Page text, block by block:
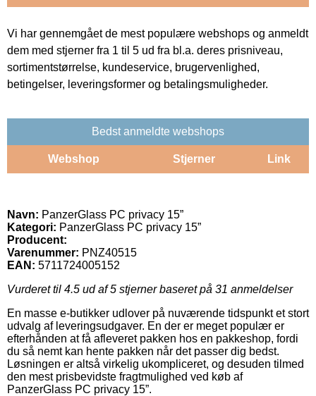
Vi har gennemgået de mest populære webshops og anmeldt
dem med stjerner fra 1 til 5 ud fra bl.a. deres prisniveau,
sortimentstørrelse, kundeservice, brugervenlighed,
betingelser, leveringsformer og betalingsmuligheder.
Bedst anmeldte webshops
Webshop Stjerner Link
Navn: PanzerGlass PC privacy 15”
Kategori: PanzerGlass PC privacy 15”
Producent:
Varenummer: PNZ40515
EAN: 5711724005152
Vurderet til 4.5 ud af 5 stjerner baseret på 31 anmeldelser
En masse e-butikker udlover på nuværende tidspunkt et stort
udvalg af leveringsudgaver. En der er meget populær er
efterhånden at få afleveret pakken hos en pakkeshop, fordi
du så nemt kan hente pakken når det passer dig bedst.
Løsningen er altså virkelig ukompliceret, og desuden tilmed
den mest prisbevidste fragtmulighed ved køb af
PanzerGlass PC privacy 15”.